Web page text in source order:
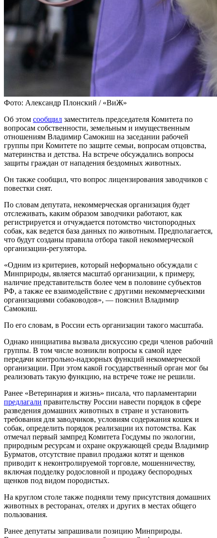
Фото: Александр Плонский / «ВиЖ»
Об этом сообщил заместитель председателя Комитета по
вопросам собственности, земельным и имущественным
отношениям Владимир Самокиш на заседании рабочей
группы при Комитете по защите семьи, вопросам отцовства,
материнства и детства. На встрече обсуждались вопросы
защиты граждан от нападения бездомных животных.
Он также сообщил, что вопрос лицензирования заводчиков с
повестки снят.
По словам депутата, некоммерческая организация будет
отслеживать, каким образом заводчики работают, как
регистрируется и отчуждается потомство чистопородных
собак, как ведется база данных по животным. Предполагается,
что будут созданы правила отбора такой некоммерческой
организации-регулятора.
«Одним из критериев, который неформально обсуждали с
Минприроды, является масштаб организации, к примеру,
наличие представительств более чем в половине субъектов
РФ, а также ее взаимодействие с другими некоммерческими
организациями собаководов», — пояснил Владимир
Самокиш.
По его словам, в России есть организации такого масштаба.
Однако инициатива вызвала дискуссию среди членов рабочий
группы. В том числе возникли вопросы к самой идее
передачи контрольно-надзорных функций некоммерческой
организации. При этом какой государственный орган мог бы
реализовать такую функцию, на встрече тоже не решили.
Ранее «Ветеринария и жизнь» писала, что парламентарии
предлагали правительству России навести порядок в сфере
разведения домашних животных в стране и установить
требования для заводчиков, условиям содержания кошек и
собак, определить порядок реализации их потомства. Как
отмечал первый зампред Комитета Госдумы по экологии,
природным ресурсам и охране окружающей среды Владимир
Бурматов, отсутствие правил продажи котят и щенков
приводит к неконтролируемой торговле, мошенничеству,
включая подделку родословной и продажу беспородных
щенков под видом породистых.
На круглом столе также подняли тему присутствия домашних
животных в ресторанах, отелях и других в местах общего
пользования.
Ранее депутаты запрашивали позицию Минприроды.